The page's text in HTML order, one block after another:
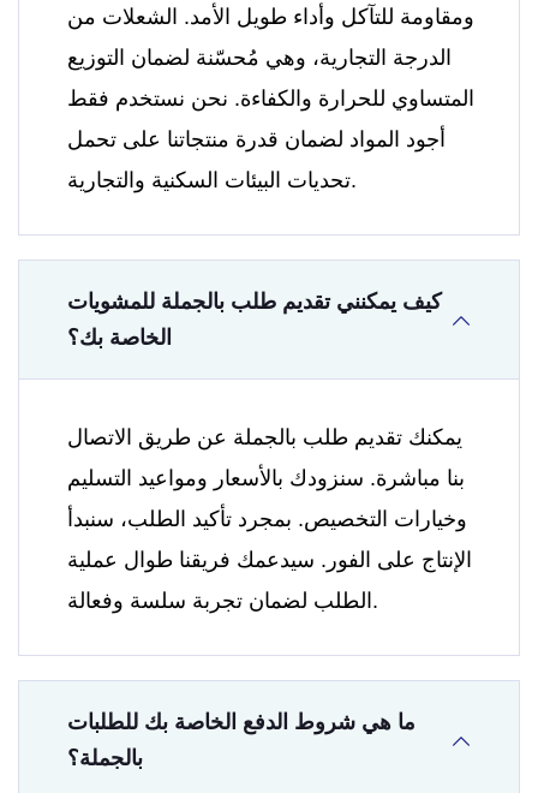
ومقاومة للتآكل وأداء طويل الأمد. الشعلات من
الدرجة التجارية، وهي مُحسّنة لضمان التوزيع
المتساوي للحرارة والكفاءة. نحن نستخدم فقط
أجود المواد لضمان قدرة منتجاتنا على تحمل
تحديات البيئات السكنية والتجارية.
كيف يمكنني تقديم طلب بالجملة للمشويات
الخاصة بك؟
يمكنك تقديم طلب بالجملة عن طريق الاتصال
بنا مباشرة. سنزودك بالأسعار ومواعيد التسليم
وخيارات التخصيص. بمجرد تأكيد الطلب، سنبدأ
الإنتاج على الفور. سيدعمك فريقنا طوال عملية
الطلب لضمان تجربة سلسة وفعالة.
ما هي شروط الدفع الخاصة بك للطلبات
بالجملة؟